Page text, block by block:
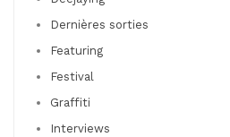
Dernières sorties
Featuring
Festival
Graffiti
Interviews